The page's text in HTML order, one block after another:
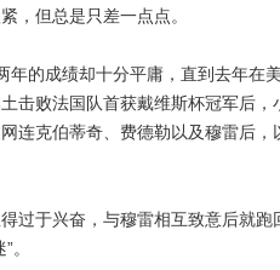
，但总是只差一点点。
的成绩却十分平庸，直到去年在
击败法国队首获戴维斯杯冠军后，
连克伯蒂奇、费德勒以及穆雷后，
于兴奋，与穆雷相互致意后就跑
。